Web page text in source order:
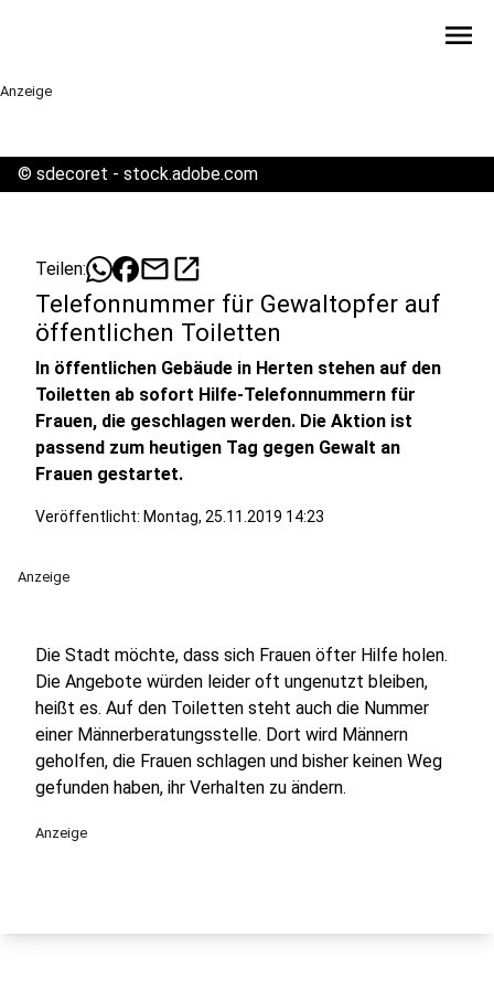
menu
Anzeige
© sdecoret - stock.adobe.com
Teilen: mailopen_in_new
Telefonnummer für Gewaltopfer auf
öffentlichen Toiletten
In öffentlichen Gebäude in Herten stehen auf den
Toiletten ab sofort Hilfe-Telefonnummern für
Frauen, die geschlagen werden. Die Aktion ist
passend zum heutigen Tag gegen Gewalt an
Frauen gestartet.
Veröffentlicht: Montag, 25.11.2019 14:23
Anzeige
Die Stadt möchte, dass sich Frauen öfter Hilfe holen.
Die Angebote würden leider oft ungenutzt bleiben,
heißt es. Auf den Toiletten steht auch die Nummer
einer Männerberatungsstelle. Dort wird Männern
geholfen, die Frauen schlagen und bisher keinen Weg
gefunden haben, ihr Verhalten zu ändern.
Anzeige